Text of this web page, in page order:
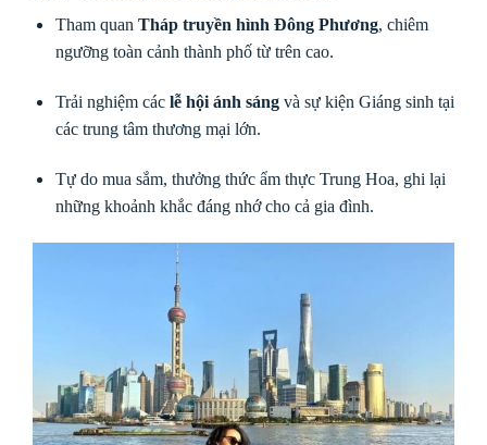
Tham quan Tháp truyền hình Đông Phương, chiêm
ngưỡng toàn cảnh thành phố từ trên cao.
Trải nghiệm các lễ hội ánh sángvà sự kiện Giáng sinh tại
các trung tâm thương mại lớn.
Tự do mua sắm, thưởng thức ẩm thực Trung Hoa, ghi lại
những khoảnh khắc đáng nhớ cho cả gia đình.